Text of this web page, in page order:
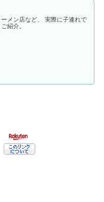
メン店など、 実際に子連れで
紹介。